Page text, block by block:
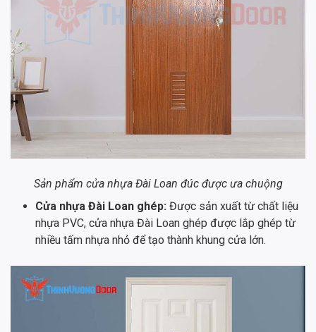
Sản phẩm cửa nhựa Đài Loan đúc được ưa chuộng
Cửa nhựa Đài Loan ghép: Được sản xuất từ chất liệu
nhựa PVC, cửa nhựa Đài Loan ghép được lắp ghép từ
nhiều tấm nhựa nhỏ để tạo thành khung cửa lớn.